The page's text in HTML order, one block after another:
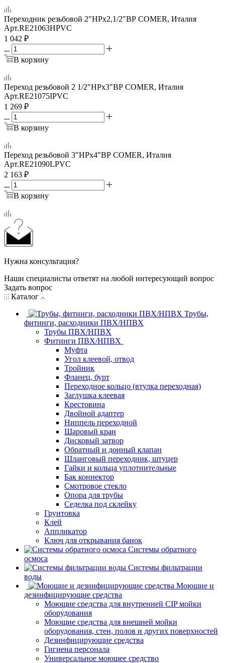
Переходник резьбовой 2"НРх2,1/2"ВР COMER, Италия
Арт.RE21063HPVC
1 042 ₽
В корзину
Переход резьбовой 2 1/2"НРх3"ВР COMER, Италия
Арт.RE21075IPVC
1 269 ₽
В корзину
Переход резьбовой 3"НРх4"ВР COMER, Италия
Арт.RE21090LPVC
2 163 ₽
В корзину
Нужна консультация?
Наши специалисты ответят на любой интересующий вопрос
Задать вопрос
Каталог
Трубы,
фитинги, расходники ПВХ/НПВХ
Трубы ПВХ/НПВХ
Фитинги ПВХ/НПВХ
Муфта
Угол клеевой, отвод
Тройник
Фланец, бурт
Переходное кольцо (втулка переходная)
Заглушка клеевая
Крестовина
Двойной адаптер
Ниппель переходной
Шаровый кран
Дисковый затвор
Обратный и донный клапан
Шланговый переходник, штуцер
Гайки и кольца уплотнительные
Бак коннектор
Смотровое стекло
Опора для трубы
Седелка под склейку
Грунтовка
Клей
Аппликатор
Ключ для открывания банок
Системы обратного
осмоса
Системы фильтрации
воды
Моющие и
дезинфицирующие средства
Моющие средства для внутренней CIP мойки
оборудования
Моющие средства для внешней мойки
оборудования, стен, полов и других поверхностей
Дезинфицирующие средства
Гигиена персонала
Универсальное моющее средство